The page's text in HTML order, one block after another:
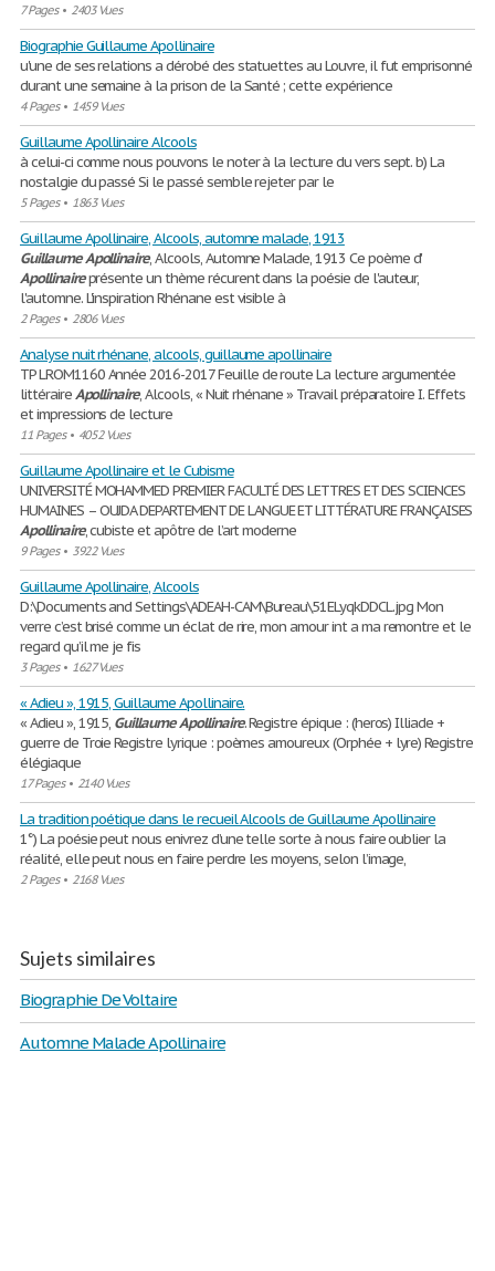
7 Pages• 2403 Vues
Biographie Guillaume Apollinaire
u'une de ses relations a dérobé des statuettes au Louvre, il fut emprisonné
durant une semaine à la prison de la Santé ; cette expérience
4 Pages• 1459 Vues
Guillaume Apollinaire Alcools
à celui-ci comme nous pouvons le noter à la lecture du vers sept. b) La
nostalgie du passé Si le passé semble rejeter par le
5 Pages• 1863 Vues
Guillaume Apollinaire, Alcools, automne malade, 1913
GuillaumeApollinaire, Alcools, Automne Malade, 1913 Ce poème d'
Apollinaireprésente un thème récurent dans la poésie de l'auteur,
l'automne. L'inspiration Rhénane est visible à
2 Pages• 2806 Vues
Analyse nuit rhénane, alcools, guillaume apollinaire
TP LROM1160 Année 2016-2017 Feuille de route La lecture argumentée
littéraireApollinaire, Alcools, « Nuit rhénane » Travail préparatoire I. Effets
et impressions de lecture
11 Pages• 4052 Vues
Guillaume Apollinaire et le Cubisme
UNIVERSITÉ MOHAMMED PREMIER FACULTÉ DES LETTRES ET DES SCIENCES
HUMAINES – OUJDA DEPARTEMENT DE LANGUE ET LITTÉRATURE FRANÇAISES
Apollinaire, cubiste et apôtre de l’art moderne
9 Pages• 3922 Vues
Guillaume Apollinaire, Alcools
D:\Documents and Settings\ADEAH-CAM\Bureau\51ELyqkDDCL.jpg Mon
verre c’est brisé comme un éclat de rire, mon amour int a ma remontre et le
regard qu’il me je fis
3 Pages• 1627 Vues
« Adieu », 1915, Guillaume Apollinaire.
« Adieu », 1915, GuillaumeApollinaire. Registre épique : (heros) Illiade +
guerre de Troie Registre lyrique : poèmes amoureux (Orphée + lyre) Registre
élégiaque
17 Pages• 2140 Vues
La tradition poétique dans le recueil Alcools de Guillaume Apollinaire
1°) La poésie peut nous enivrez d’une telle sorte à nous faire oublier la
réalité, elle peut nous en faire perdre les moyens, selon l’image,
2 Pages• 2168 Vues
Sujets similaires
Biographie De Voltaire
Automne Malade Apollinaire